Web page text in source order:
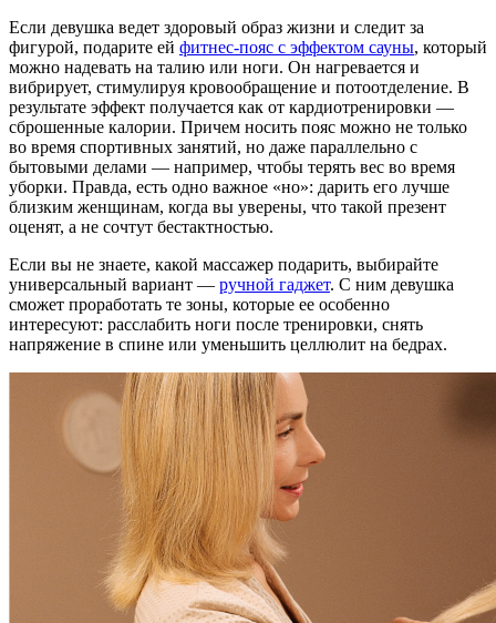
Если девушка ведет здоровый образ жизни и следит за
фигурой, подарите ей фитнес-пояс с эффектом сауны, который
можно надевать на талию или ноги. Он нагревается и
вибрирует, стимулируя кровообращение и потоотделение. В
результате эффект получается как от кардиотренировки —
сброшенные калории. Причем носить пояс можно не только
во время спортивных занятий, но даже параллельно с
бытовыми делами — например, чтобы терять вес во время
уборки. Правда, есть одно важное «но»: дарить его лучше
близким женщинам, когда вы уверены, что такой презент
оценят, а не сочтут бестактностью.
Если вы не знаете, какой массажер подарить, выбирайте
универсальный вариант — ручной гаджет. С ним девушка
сможет проработать те зоны, которые ее особенно
интересуют: расслабить ноги после тренировки, снять
напряжение в спине или уменьшить целлюлит на бедрах.